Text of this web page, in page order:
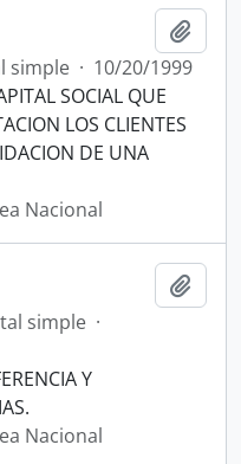
simple · 10/20/1999
SOCIAL QUE
LOS CLIENTES
DE UNA
Nacional
simple ·
Y
Nacional